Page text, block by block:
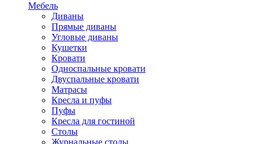
Мебель
Диваны
Прямые диваны
Угловые диваны
Кушетки
Кровати
Односпальные кровати
Двуспальные кровати
Матрасы
Кресла и пуфы
Пуфы
Кресла для гостиной
Столы
Журнальные столы